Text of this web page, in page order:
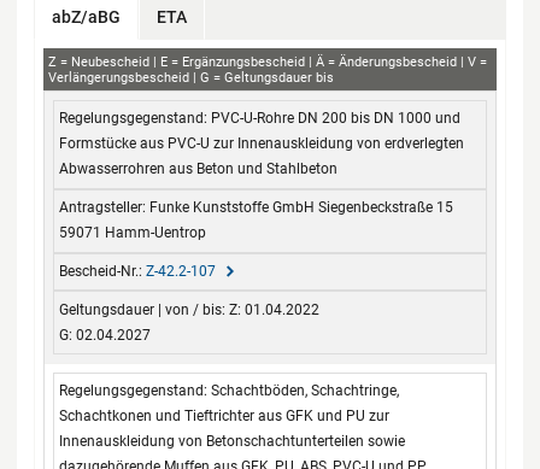
abZ/aBG ETA
abZ
Z Neubescheid E Ergänzungsbescheid Ä Änderungsbescheid
V
Verlängerungsbescheid
G Geltungsdauer bis
von / bis
PVC-U-Rohre DN 200 bis DN 1000 und
Formstücke aus PVC-U zur Innenauskleidung von erdverlegten
Abwasserrohren aus Beton und Stahlbeton
Funke Kunststoffe GmbH Siegenbeckstraße 15
59071 Hamm-Uentrop
Z-42.2-107
Z: 01.04.2022
G: 02.04.2027
Schachtböden, Schachtringe,
Schachtkonen und Tieftrichter aus GFK und PU zur
Innenauskleidung von Betonschachtunterteilen sowie